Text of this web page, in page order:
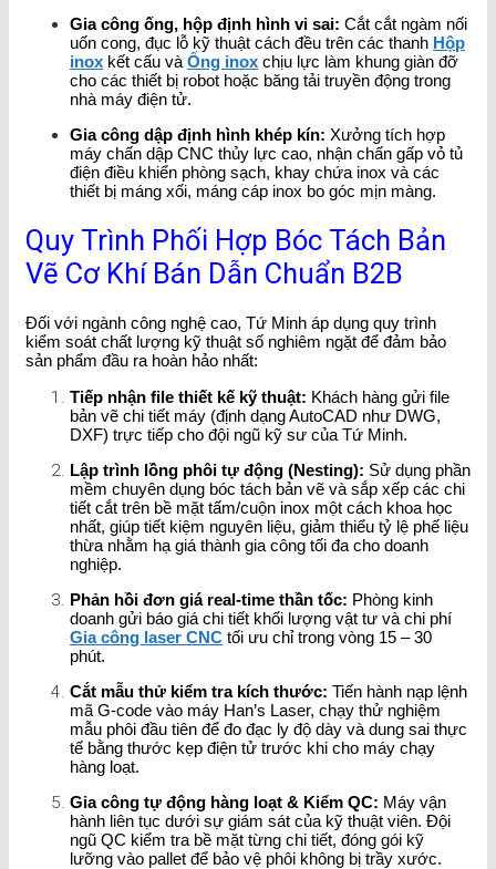
Gia công ống, hộp định hình vi sai: Cắt cắt ngàm nối
uốn cong, đục lỗ kỹ thuật cách đều trên các thanh Hộp
inox kết cấu và Ống inox chịu lực làm khung giàn đỡ
cho các thiết bị robot hoặc băng tải truyền động trong
nhà máy điện tử.
Gia công dập định hình khép kín: Xưởng tích hợp
máy chấn dập CNC thủy lực cao, nhận chấn gấp vỏ tủ
điện điều khiển phòng sạch, khay chứa inox và các
thiết bị máng xối, máng cáp inox bo góc mịn màng.
Quy Trình Phối Hợp Bóc Tách Bản
Vẽ Cơ Khí Bán Dẫn Chuẩn B2B
Đối với ngành công nghệ cao, Tứ Minh áp dụng quy trình
kiểm soát chất lượng kỹ thuật số nghiêm ngặt để đảm bảo
sản phẩm đầu ra hoàn hảo nhất:
Tiếp nhận file thiết kế kỹ thuật: Khách hàng gửi file
bản vẽ chi tiết máy (định dạng AutoCAD như DWG,
DXF) trực tiếp cho đội ngũ kỹ sư của Tứ Minh.
Lập trình lồng phôi tự động (Nesting): Sử dụng phần
mềm chuyên dụng bóc tách bản vẽ và sắp xếp các chi
tiết cắt trên bề mặt tấm/cuộn inox một cách khoa học
nhất, giúp tiết kiệm nguyên liệu, giảm thiểu tỷ lệ phế liệu
thừa nhằm hạ giá thành gia công tối đa cho doanh
nghiệp.
Phản hồi đơn giá real-time thần tốc: Phòng kinh
doanh gửi báo giá chi tiết khối lượng vật tư và chi phí
Gia công laser CNC tối ưu chỉ trong vòng 15 – 30
phút.
Cắt mẫu thử kiểm tra kích thước: Tiến hành nạp lệnh
mã G-code vào máy Han’s Laser, chạy thử nghiệm
mẫu phôi đầu tiên để đo đạc ly độ dày và dung sai thực
tế bằng thước kẹp điện tử trước khi cho máy chạy
hàng loạt.
Gia công tự động hàng loạt & Kiểm QC: Máy vận
hành liên tục dưới sự giám sát của kỹ thuật viên. Đội
ngũ QC kiểm tra bề mặt từng chi tiết, đóng gói kỹ
lưỡng vào pallet để bảo vệ phôi không bị trầy xước.